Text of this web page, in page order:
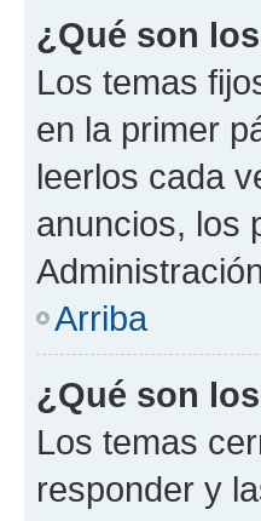
¿Qué son
Los temas
en la primer
leerlos cada
anuncios, los
Arriba
¿Qué son
Los temas
responder y